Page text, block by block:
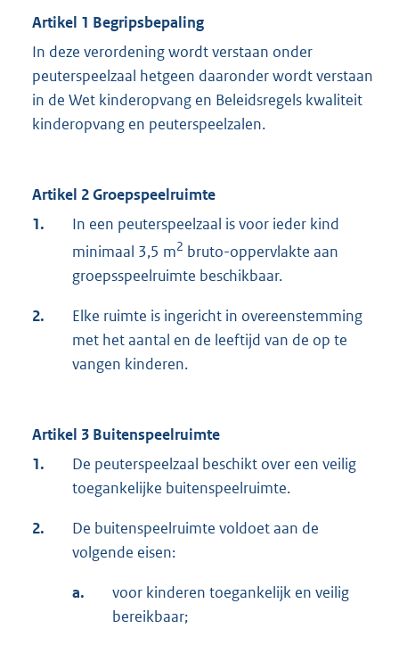
Artikel 1 Begripsbepaling
In deze verordening wordt verstaan onder
peuterspeelzaal hetgeen daaronder wordt verstaan
in de Wet kinderopvang en Beleidsregels kwaliteit
kinderopvang en peuterspeelzalen.
Artikel 2 Groepspeelruimte
1.
In een peuterspeelzaal is voor ieder kind
minimaal 3,5 m2 bruto-oppervlakte aan
groepsspeelruimte beschikbaar.
2.
Elke ruimte is ingericht in overeenstemming
met het aantal en de leeftijd van de op te
vangen kinderen.
Artikel 3 Buitenspeelruimte
1.
De peuterspeelzaal beschikt over een veilig
toegankelijke buitenspeelruimte.
2.
De buitenspeelruimte voldoet aan de
volgende eisen:
a.
voor kinderen toegankelijk en veilig
bereikbaar;